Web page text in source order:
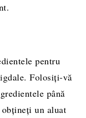
pentru
Folosiți-vă
până
un aluat